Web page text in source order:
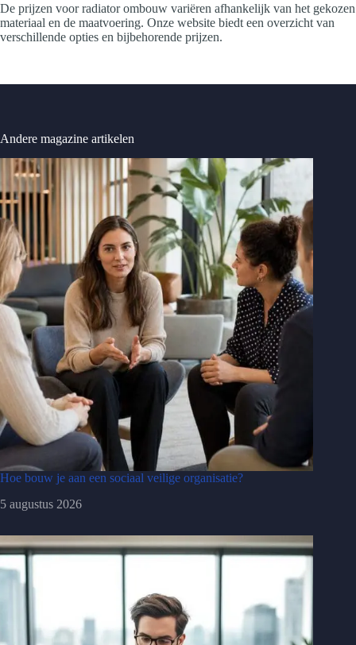
De prijzen voor radiator ombouw variëren afhankelijk van het gekozen
materiaal en de maatvoering. Onze website biedt een overzicht van
verschillende opties en bijbehorende prijzen.
Andere magazine artikelen
Hoe bouw je aan een sociaal veilige organisatie?
5 augustus 2026